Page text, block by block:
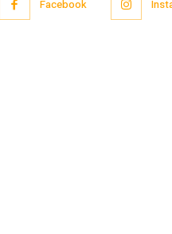
Facebook